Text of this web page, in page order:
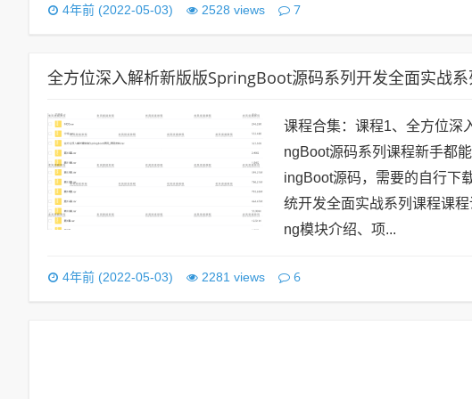
4年前 (2022-05-03) 2528 views 7
全方位深入解析新版版SpringBoot源码系列开发全面实战系
课程合集：课程1、全方位深
ngBoot源码系列课程新手都
ingBoot源码，需要的自行下
统开发全面实战系列课程课
ng模块介绍、项...
4年前 (2022-05-03) 2281 views 6